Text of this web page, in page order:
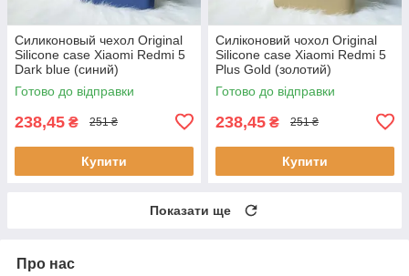
Силиконовый чехол Original
Silicone case Xiaomi Redmi 5
Dark blue (синий)
Готово до відправки
238,45 ₴ 251 ₴
Купити
Силіконовий чохол Original
Silicone case Xiaomi Redmi 5
Plus Gold (золотий)
Готово до відправки
238,45 ₴ 251 ₴
Купити
Показати ще
Про нас